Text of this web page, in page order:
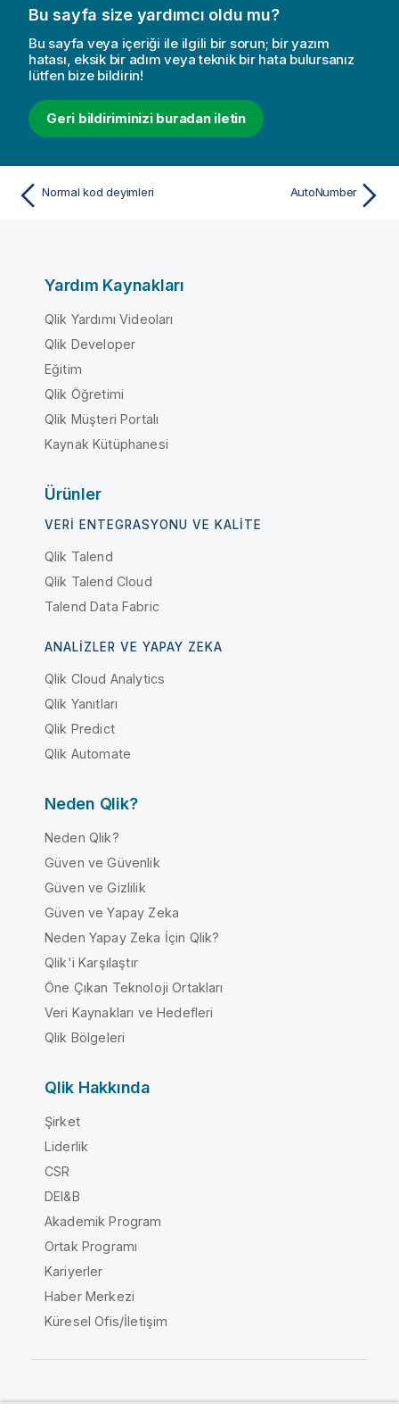
Bu sayfa size yardımcı oldu mu?
Bu sayfa veya içeriği ile ilgili bir sorun; bir yazım
hatası, eksik bir adım veya teknik bir hata bulursanız
lütfen bize bildirin!
Geri bildiriminizi buradan iletin
Normal kod deyimleri AutoNumber
Yardım Kaynakları
Qlik Yardımı Videoları
Qlik Developer
Eğitim
Qlik Öğretimi
Qlik Müşteri Portalı
Kaynak Kütüphanesi
Ürünler
VERI ENTEGRASYONU VE KALITE
Qlik Talend
Qlik Talend Cloud
Talend Data Fabric
ANALIZLER VE YAPAY ZEKA
Qlik Cloud Analytics
Qlik Yanıtları
Qlik Predict
Qlik Automate
Neden Qlik?
Neden Qlik?
Güven ve Güvenlik
Güven ve Gizlilik
Güven ve Yapay Zeka
Neden Yapay Zeka İçin Qlik?
Qlik'i Karşılaştır
Öne Çıkan Teknoloji Ortakları
Veri Kaynakları ve Hedefleri
Qlik Bölgeleri
Qlik Hakkında
Şirket
Liderlik
CSR
DEI&B
Akademik Program
Ortak Programı
Kariyerler
Haber Merkezi
Küresel Ofis/İletişim